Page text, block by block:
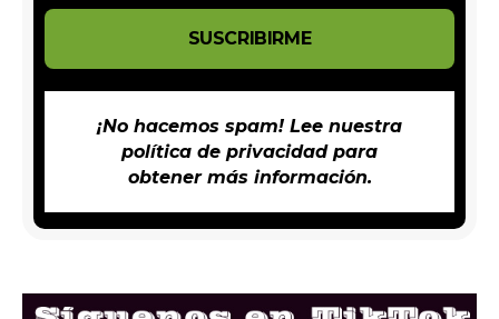
¡No hacemos spam! Lee nuestra
política de privacidadpara
obtener más información.